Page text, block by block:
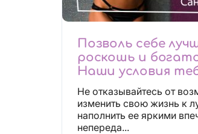
Позволь себе
роскошь и
Наши условия
понравятся!
Действительно
условия и
Не отказывайтесь от
изменить свою жизнь к
наполнить ее яркими
непереда...